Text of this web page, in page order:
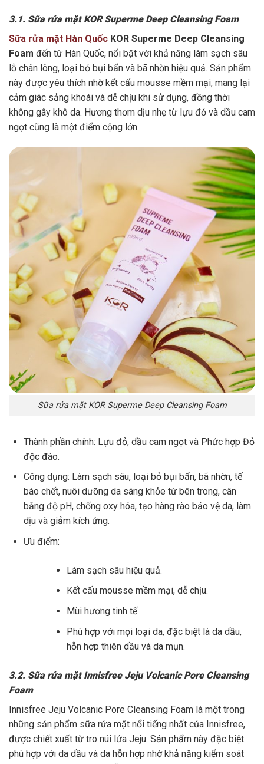
3.1. Sữa rửa mặt KOR Superme Deep Cleansing Foam
Sữa rửa mặt Hàn Quốc KOR Superme Deep Cleansing
Foam đến từ Hàn Quốc, nổi bật với khả năng làm sạch sâu
lỗ chân lông, loại bỏ bụi bẩn và bã nhờn hiệu quả. Sản phẩm
này được yêu thích nhờ kết cấu mousse mềm mại, mang lại
cảm giác sảng khoái và dễ chịu khi sử dụng, đồng thời
không gây khô da. Hương thơm dịu nhẹ từ lựu đỏ và dầu cam
ngọt cũng là một điểm cộng lớn.
Sữa rửa mặt KOR Superme Deep Cleansing Foam
Thành phần chính: Lựu đỏ, dầu cam ngọt và Phức hợp Đỏ
độc đáo.
Công dụng: Làm sạch sâu, loại bỏ bụi bẩn, bã nhờn, tế
bào chết, nuôi dưỡng da sáng khỏe từ bên trong, cân
bằng độ pH, chống oxy hóa, tạo hàng rào bảo vệ da, làm
dịu và giảm kích ứng.
Ưu điểm:
Làm sạch sâu hiệu quả.
Kết cấu mousse mềm mại, dễ chịu.
Mùi hương tinh tế.
Phù hợp với mọi loại da, đặc biệt là da dầu,
hỗn hợp thiên dầu và da mụn.
3.2. Sữa rửa mặt Innisfree Jeju Volcanic Pore Cleansing
Foam
Innisfree Jeju Volcanic Pore Cleansing Foam là một trong
những sản phẩm sữa rửa mặt nổi tiếng nhất của Innisfree,
được chiết xuất từ tro núi lửa Jeju. Sản phẩm này đặc biệt
phù hợp với da dầu và da hỗn hợp nhờ khả năng kiểm soát